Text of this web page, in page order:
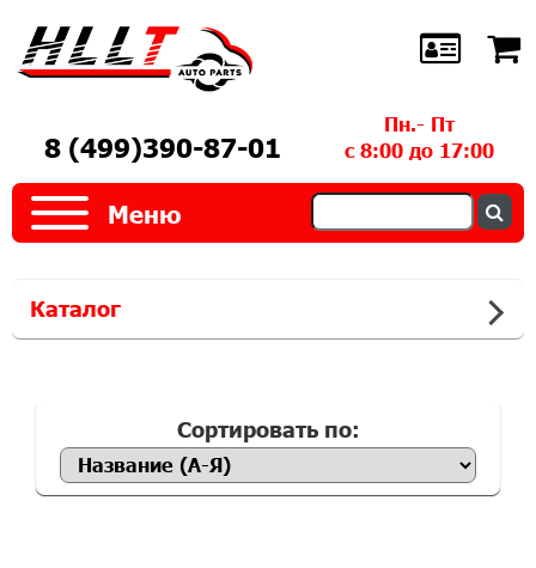
8 (499)390-87-01
Пн.- Пт
с 8:00 до 17:00
Меню
Каталог
Сортировать по: